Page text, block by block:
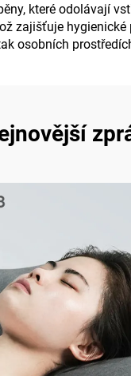
které odolávají
zajišťuje
osobních